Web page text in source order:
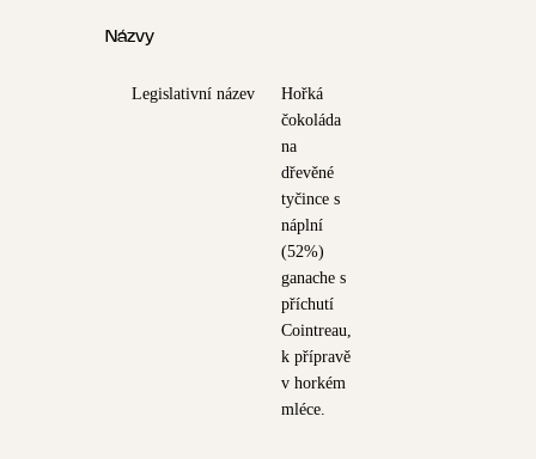
Názvy
Legislativní název
Hořká
čokoláda
na
dřevěné
tyčince s
náplní
(52%)
ganache s
příchutí
Cointreau,
k přípravě
v horkém
mléce.